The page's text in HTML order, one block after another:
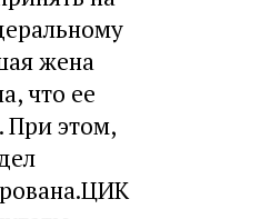
жена
что ее
При этом,